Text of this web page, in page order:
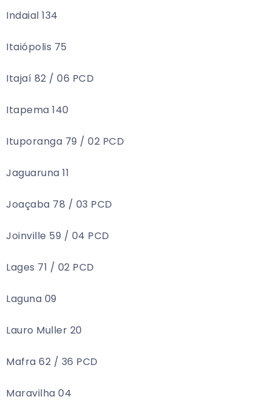
Indaial 134
Itaiópolis 75
Itajaí 82 / 06 PCD
Itapema 140
Ituporanga 79 / 02 PCD
Jaguaruna 11
Joaçaba 78 / 03 PCD
Joinville 59 / 04 PCD
Lages 71 / 02 PCD
Laguna 09
Lauro Muller 20
Mafra 62 / 36 PCD
Maravilha 04